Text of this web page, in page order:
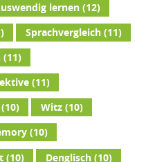
lernen(12)
Sprachvergleich(11)
(11)
(11)
Witz(10)
(10)
(10) Denglisch(10)